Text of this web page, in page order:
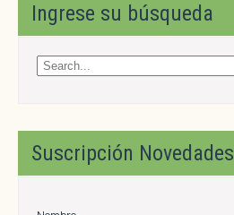
Ingrese su búsqueda
Suscripción Novedades